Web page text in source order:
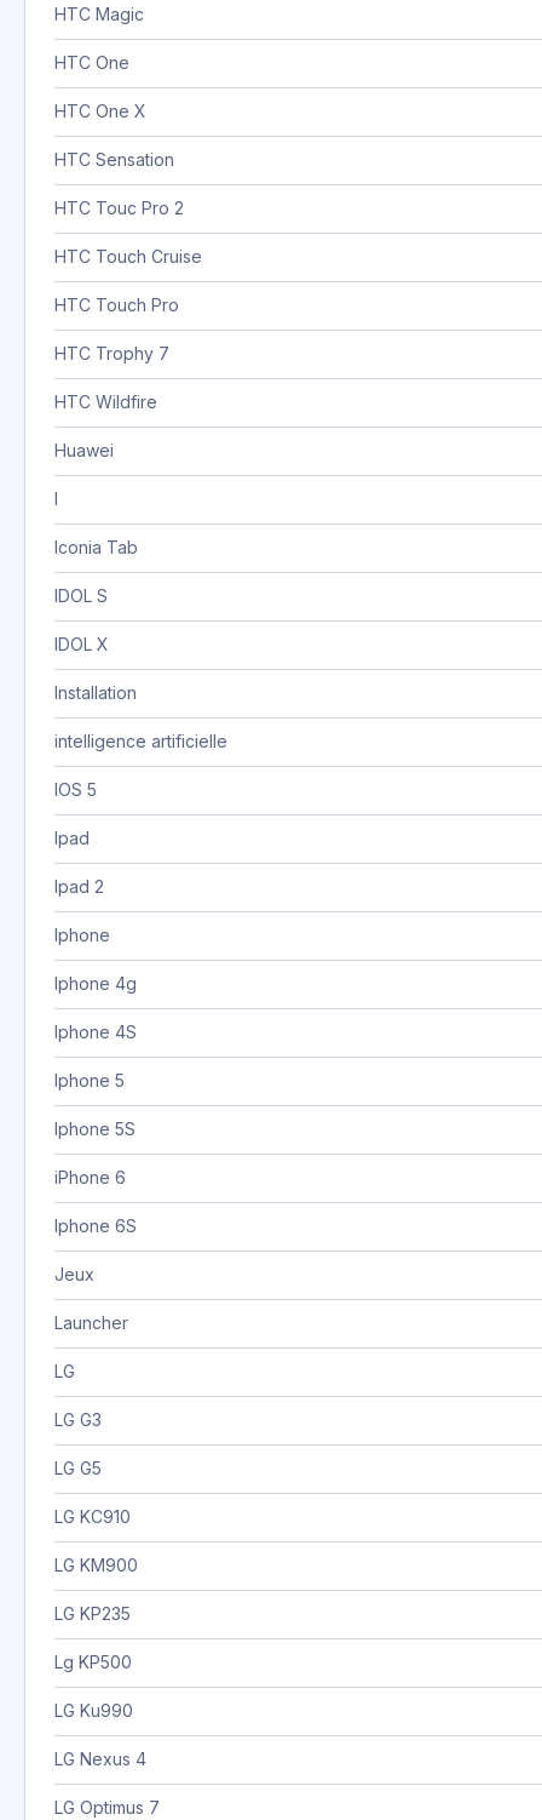
HTC Magic
HTC One
HTC One X
HTC Sensation
HTC Touc Pro 2
HTC Touch Cruise
HTC Touch Pro
HTC Trophy 7
HTC Wildfire
Huawei
I
Iconia Tab
IDOL S
IDOL X
Installation
intelligence artificielle
IOS 5
Ipad
Ipad 2
Iphone
Iphone 4g
Iphone 4S
Iphone 5
Iphone 5S
iPhone 6
Iphone 6S
Jeux
Launcher
LG
LG G3
LG G5
LG KC910
LG KM900
LG KP235
Lg KP500
LG Ku990
LG Nexus 4
LG Optimus 7